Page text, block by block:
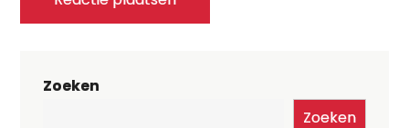
Zoeken
Zoeken